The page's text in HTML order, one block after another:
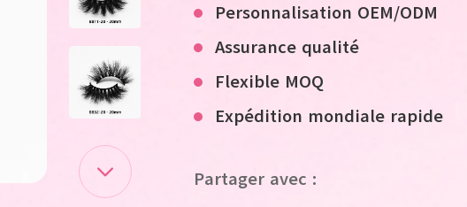
Personnalisation OEM/ODM
Assurance qualité
Flexible MOQ
Expédition mondiale rapide
Partager avec :